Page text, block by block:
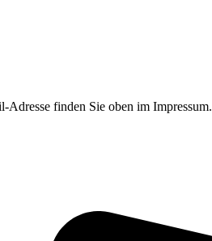
finden Sie oben im Impressum.